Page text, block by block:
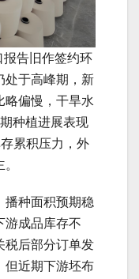
告旧作签约环
处于高峰期，新
略偏慢，干旱水
种植进展表现
累积压力，外
播种面积预期稳
游成品库存不
税后部分订单发
但近期下游坯布